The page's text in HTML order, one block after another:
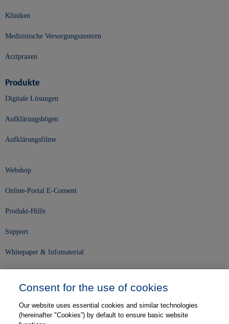
Kliniken
Medizinische Versorgungszentren
Arztpraxen
Produkte
Digitale Lösungen
Aufklärungsbögen
Aufklärungsfilme
Webshop
Online-Portal E-Consent
Produkt-Hilfe
Support
Whitepaper & Infomaterial
Karriere
Consent for the use of cookies
Our website uses essential cookies and similar technologies
(hereinafter "Cookies”) by default to ensure basic website